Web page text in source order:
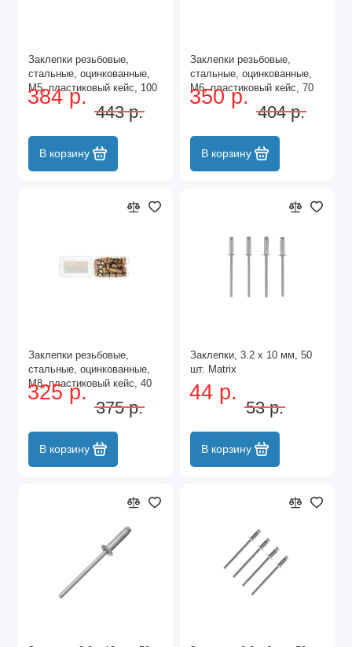
Заклепки резьбовые,
стальные, оцинкованные,
М5, пластиковый кейс, 100
шт. Denzel
384 р.
443 р.
В корзину
Заклепки резьбовые,
стальные, оцинкованные,
М6, пластиковый кейс, 70
шт. Denzel
350 р.
404 р.
В корзину
Заклепки резьбовые,
стальные, оцинкованные,
М8, пластиковый кейс, 40
шт. Denzel
325 р.
375 р.
В корзину
Заклепки, 3.2 х 10 мм, 50
шт. Matrix
44 р.
53 р.
В корзину